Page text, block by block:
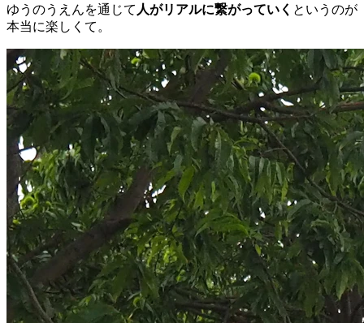
ゆうのうえんを通じて 人がリアルに繋がっていく というのが
本当に楽しくて。